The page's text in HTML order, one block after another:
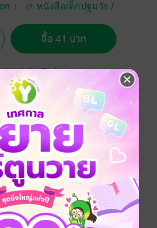
หนังสือเด็กปฐมวัย /
ซื้อ 41 บาท
No Rating
องขวัญ ติดตาม แชร์
ห้เด็ก ๆ ลองสังเกตดาวที่อยู่รอบตัว
า โคมไฟ ของเล่น ของใช้ ขนม
พับดาว 2 แบบน่ารัก